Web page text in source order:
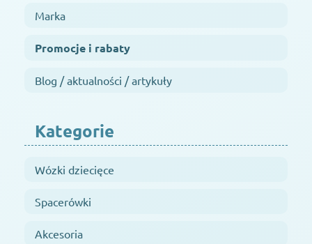
Marka
Promocje i rabaty
Blog / aktualności / artykuły
Kategorie
Wózki dziecięce
Spacerówki
Akcesoria